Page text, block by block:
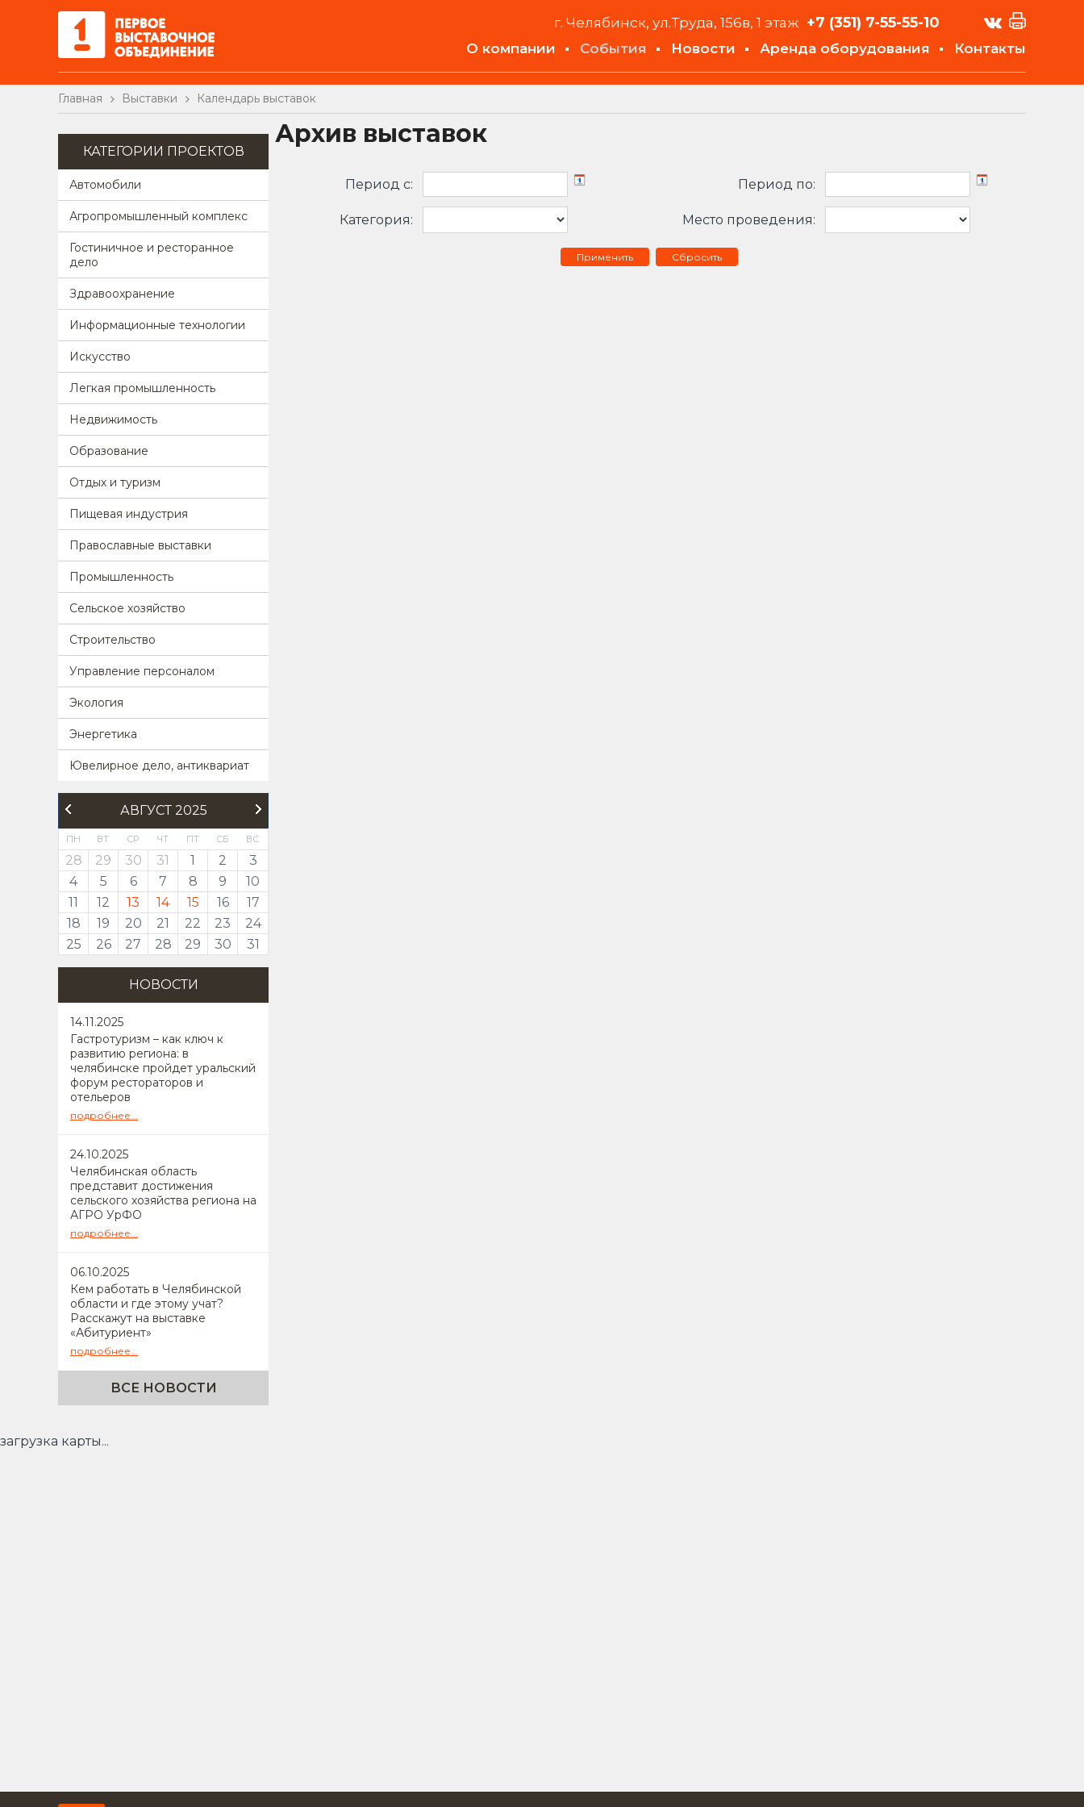
г. Челябинск, ул.Труда, 156в, 1 этаж +7 (351) 7-55-55-10
О компании События Новости Аренда оборудования Контакты
Главная Выставки Календарь выставок
КАТЕГОРИИ ПРОЕКТОВ
Автомобили
Агропромышленный комплекс
Гостиничное и ресторанное
дело
Здравоохранение
Информационные технологии
Искусство
Легкая промышленность
Недвижимость
Образование
Отдых и туризм
Пищевая индустрия
Православные выставки
Промышленность
Сельское хозяйство
Строительство
Управление персоналом
Экология
Энергетика
Ювелирное дело, антиквариат
АВГУСТ 2025
ПН ВТ СР ЧТ ПТ СБ ВС
28 29 30 31 1 2
3
4
5 6 7 8 9
10
11
12 13 14 15 16
17
18
19 20 21 22 23
24
25
26 27 28 29 30 31
НОВОСТИ
14.11.2025
Гастротуризм – как ключ к
развитию региона: в
челябинске пройдет уральский
форум рестораторов и
отельеров
подробнее...
24.10.2025
Челябинская область
представит достижения
сельского хозяйства региона на
АГРО УрФО
подробнее...
06.10.2025
Кем работать в Челябинской
области и где этому учат?
Расскажут на выставке
«Абитуриент»
подробнее...
ВСЕ НОВОСТИ
Архив выставок
Период c:
Категория:
Период по:
Место проведения:
Сбросить
загрузка карты...